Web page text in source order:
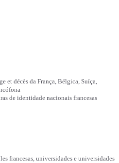
et décès da França, Bélgica, Suíça,
de identidade nacionais francesas
francesas, universidades e universidades